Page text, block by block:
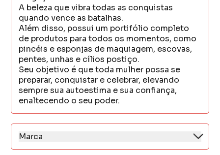
A beleza que vibra todas as conquistas
quando vence as batalhas.
Além disso, possui um portifólio completo
de produtos para todos os momentos, como
pincéis e esponjas de maquiagem, escovas,
pentes, unhas e cílios postiço.
Seu objetivo é que toda mulher possa se
preparar, conquistar e celebrar, elevando
sempre sua autoestima e sua confiança,
enaltecendo o seu poder.
Marca
Ricca enxerga a vida de forma colorida, e